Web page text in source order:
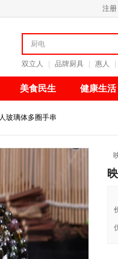
清新甘甜
注册
双立人 品牌厨具 惠人
美食民生 健康生活
玻璃体多圈手串